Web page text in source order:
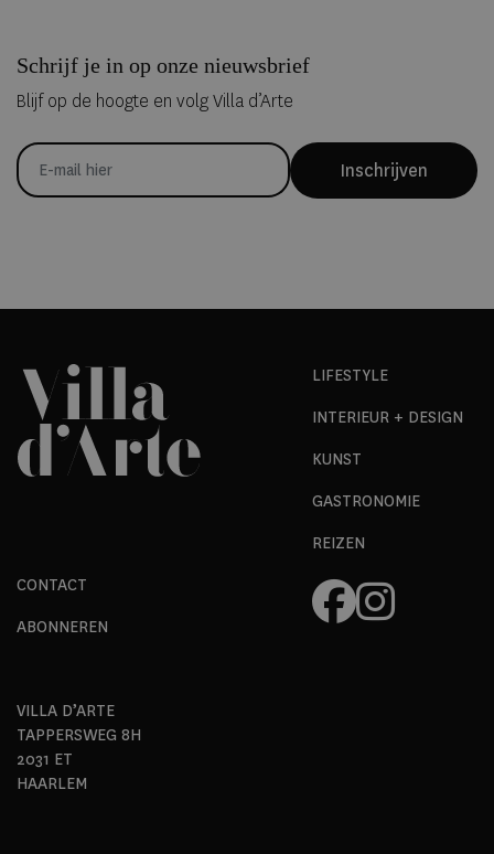
Schrijf je in op onze nieuwsbrief
Blijf op de hoogte en volg Villa d’Arte
Inschrijven
LIFESTYLE
INTERIEUR + DESIGN
KUNST
GASTRONOMIE
REIZEN
CONTACT
ABONNEREN
VILLA D’ARTE
TAPPERSWEG 8H
2031 ET
HAARLEM